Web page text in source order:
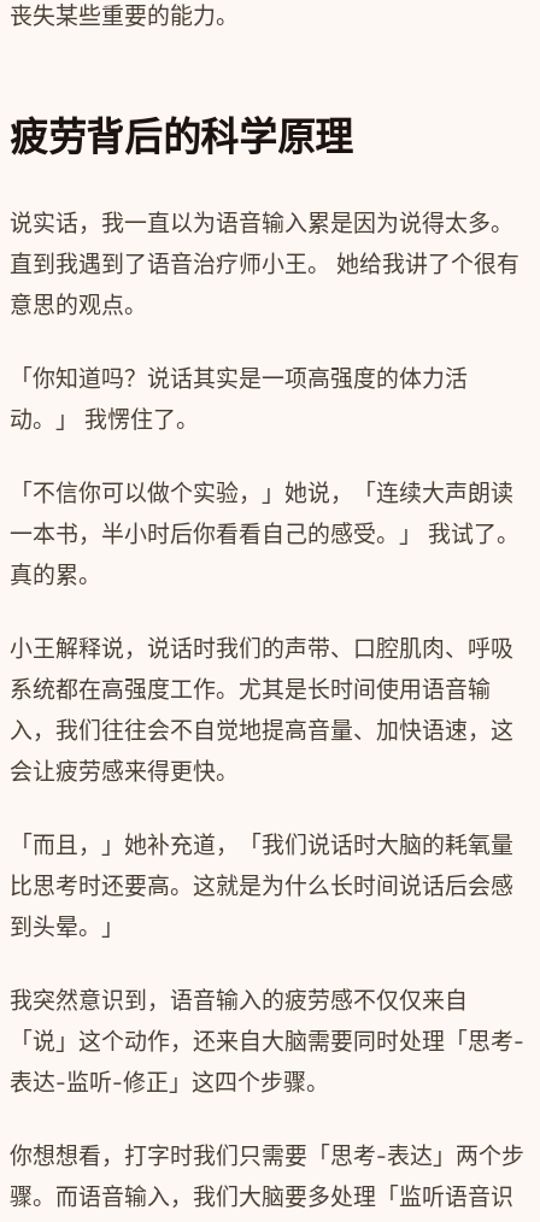
丧失某些重要的能力。
疲劳背后的科学原理
说实话，我一直以为语音输入累是因为说得太多。
直到我遇到了语音治疗师小王。 她给我讲了个很有
意思的观点。
「你知道吗？说话其实是一项高强度的体力活
动。」 我愣住了。
「不信你可以做个实验，」她说，「连续大声朗读
一本书，半小时后你看看自己的感受。」 我试了。
真的累。
小王解释说，说话时我们的声带、口腔肌肉、呼吸
系统都在高强度工作。尤其是长时间使用语音输
入，我们往往会不自觉地提高音量、加快语速，这
会让疲劳感来得更快。
「而且，」她补充道，「我们说话时大脑的耗氧量
比思考时还要高。这就是为什么长时间说话后会感
到头晕。」
我突然意识到，语音输入的疲劳感不仅仅来自
「说」这个动作，还来自大脑需要同时处理「思考-
表达-监听-修正」这四个步骤。
你想想看，打字时我们只需要「思考-表达」两个步
骤。而语音输入，我们大脑要多处理「监听语音识